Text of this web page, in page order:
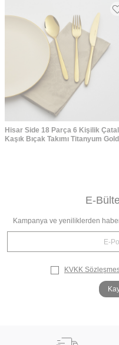
Hisar Side 18 Parça 6 Kişilik Çatal
Kaşık Bıçak Takımı Titanyum Gold
E-
Kampanya ve yeniliklerden
KVKK